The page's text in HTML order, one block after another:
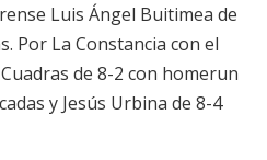
Luis Ángel Buitimea de
Por La Constancia con el
de 8-2 con homerun
y Jesús Urbina de 8-4